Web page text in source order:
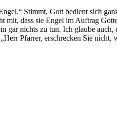
Stimmt, Gott bedient sich
dass sie Engel im Auftrag
gar nichts zu tun. Ich glaube auch,
Pfarrer, erschrecken Sie